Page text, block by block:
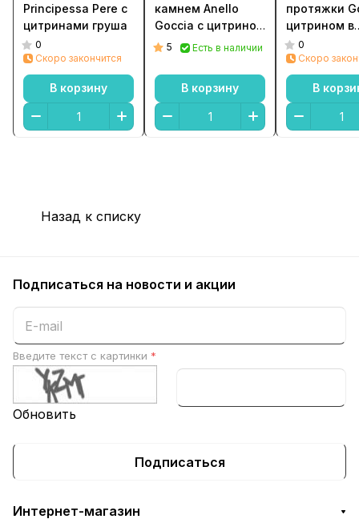
Principessa Pere с
цитринами груша
0
Скоро закончится
В корзину
камнем Anello
Goccia с цитрином
в серебре
5 Есть в наличии
В корзину
протяжки
цитрином в
серебре
0
Скоро
В
Назад к списку
Подписаться на новости и акции
Введите текст с картинки *
Обновить
Подписаться
Интернет-магазин